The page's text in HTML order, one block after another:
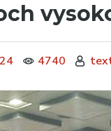
4740